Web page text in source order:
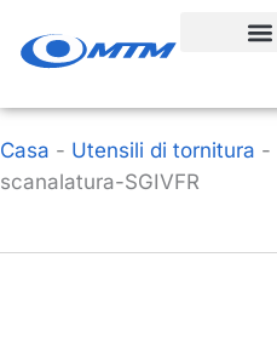
Casa - Utensili di tornitura -
scanalatura-SGIVFR